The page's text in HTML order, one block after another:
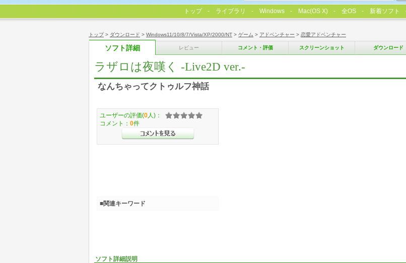
トップ> ダウンロード > Windows11/10/8/7/Vista/XP/2000/NT > ゲーム > アドベンチャー > 恋愛アドベンチャー
ソフト詳細 レビュー コメント・評価 スクリーンショット ダウンロード
ラザロは夜嘆く -Live2D ver.-
なんちゃってクトゥルフ神話
ソフト詳細説明
ユーザーの評価(0 人)：
コメント： 0件
■関連キーワード
トップ ライブラリ Windows Mac(OS X) 全OS 新着ソフト